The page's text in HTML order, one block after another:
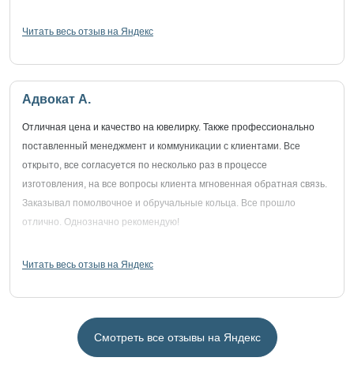
Читать весь отзыв на Яндекс
Адвокат А.
Отличная цена и качество на ювелирку. Также профессионально
поставленный менеджмент и коммуникации с клиентами. Все
открыто, все согласуется по несколько раз в процессе
изготовления, на все вопросы клиента мгновенная обратная связь.
Заказывал помолвочное и обручальные кольца. Все прошло
отлично. Однозначно рекомендую!
Читать весь отзыв на Яндекс
Смотреть все отзывы на Яндекс